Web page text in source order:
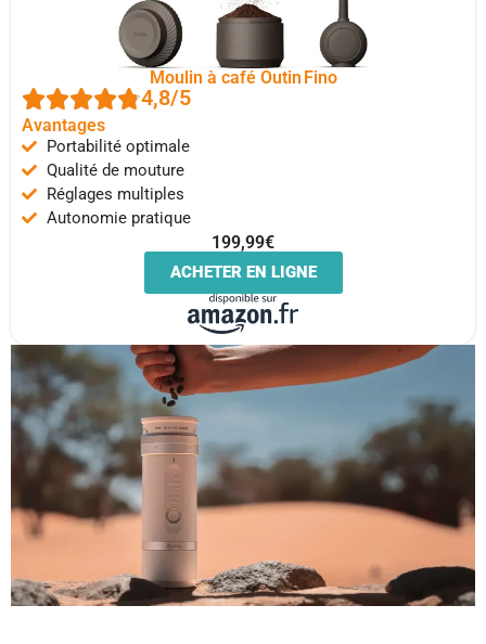
Moulin à café Outin Fino
4,8/5
Avantages
Portabilité optimale
Qualité de mouture
Réglages multiples
Autonomie pratique
199,99€
ACHETER EN LIGNE